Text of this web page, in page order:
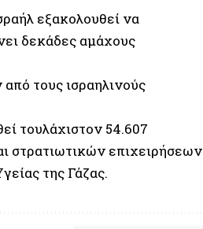
εξακολουθεί να
δεκάδες αμάχους
τους ισραηλινούς
τουλάχιστον 54.607
στρατιωτικών επιχειρήσεων
της Γάζας.